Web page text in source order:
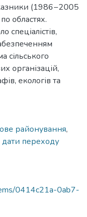
(1986−2005
областях.
сільського
організацій,
екологів та
районування,
дати переходу
0414c21a-0ab7-